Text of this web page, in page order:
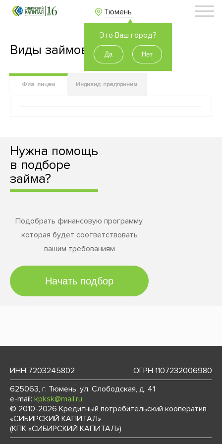
Тюмень
Это Ваш город?
Виды займов
Физ. лицам Индивид. предприним.
Нужна помощь
в подборе
займа?
Подобрать финансовую программу,
которая будет соответствовать
вашим требованиям
ИНН 7203245802
ОГРН 1107232006980
625063, г. Тюмень, ул. Слободская, д. 41
e-mail: kpksk@mail.ru
© 2010-2026 Кредитный потребительский кооператив
«СИБИРСКИЙ КАПИТАЛ»
(КПК «СИБИРСКИЙ КАПИТАЛ»)